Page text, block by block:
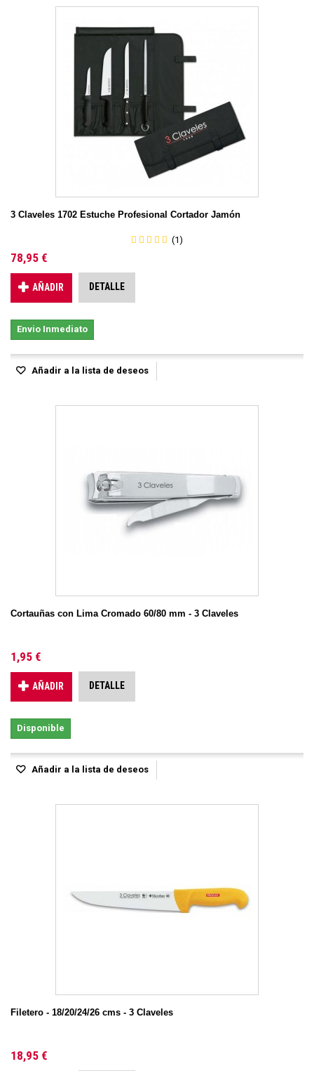
3 Claveles 1702 Estuche Profesional Cortador Jamón
(1)
78,95 €
AÑADIR DETALLE
Envio Inmediato
Añadir a la lista de deseos
Cortauñas con Lima Cromado 60/80 mm - 3 Claveles
1,95 €
AÑADIR DETALLE
Disponible
Añadir a la lista de deseos
Filetero - 18/20/24/26 cms - 3 Claveles
18,95 €